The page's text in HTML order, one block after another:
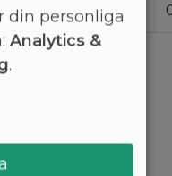
din personliga
Analytics &
.